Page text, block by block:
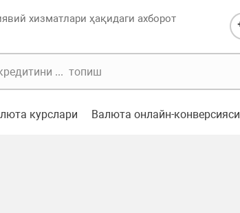
хизматлари ҳақидаги ахборот
курслари Валюта онлайн-конверсияси